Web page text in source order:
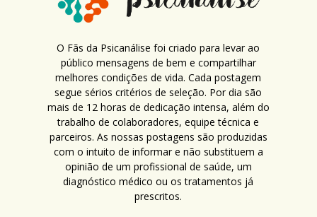
O Fãs da Psicanálise foi criado para levar ao
público mensagens de bem e compartilhar
melhores condições de vida. Cada postagem
segue sérios critérios de seleção. Por dia são
mais de 12 horas de dedicação intensa, além do
trabalho de colaboradores, equipe técnica e
parceiros. As nossas postagens são produzidas
com o intuito de informar e não substituem a
opinião de um profissional de saúde, um
diagnóstico médico ou os tratamentos já
prescritos.